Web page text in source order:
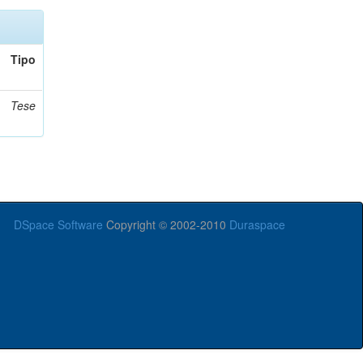
Tipo
Tese
DSpace Software Copyright © 2002-2010 Duraspace